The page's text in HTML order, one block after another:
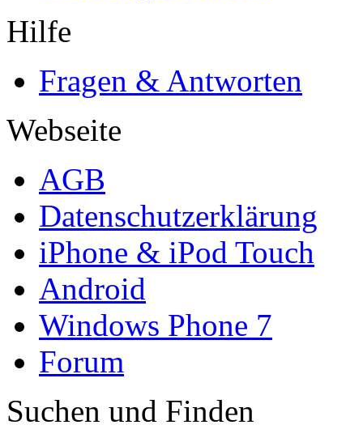
Hilfe
Fragen & Antworten
Webseite
AGB
Datenschutzerklärung
iPhone & iPod Touch
Android
Windows Phone 7
Forum
Suchen und Finden